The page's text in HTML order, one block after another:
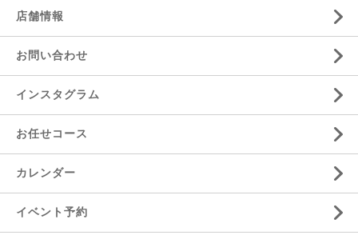
店舗情報
お問い合わせ
インスタグラム
お任せコース
カレンダー
イベント予約